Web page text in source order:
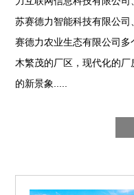
苏赛德力智能科技有限公
赛德力农业生态有限公司
木繁茂的厂区，现代化的
的新景象.....